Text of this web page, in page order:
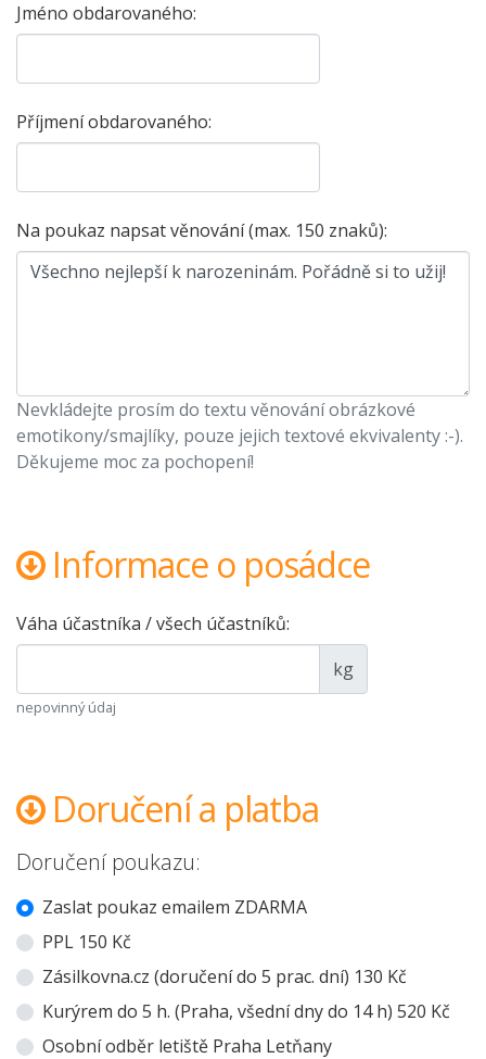
Jméno obdarovaného:
Příjmení obdarovaného:
Na poukaz napsat věnování (max. 150 znaků):
Nevkládejte prosím do textu věnování obrázkové
emotikony/smajlíky, pouze jejich textové ekvivalenty :-).
Děkujeme moc za pochopení!
Informace o posádce
Váha účastníka / všech účastníků:
kg
nepovinný údaj
Doručení a platba
Doručení poukazu:
Zaslat poukaz emailem ZDARMA
PPL 150 Kč
Zásilkovna.cz (doručení do 5 prac. dní) 130 Kč
Kurýrem do 5 h. (Praha, všední dny do 14 h) 520 Kč
Osobní odběr letiště Praha Letňany